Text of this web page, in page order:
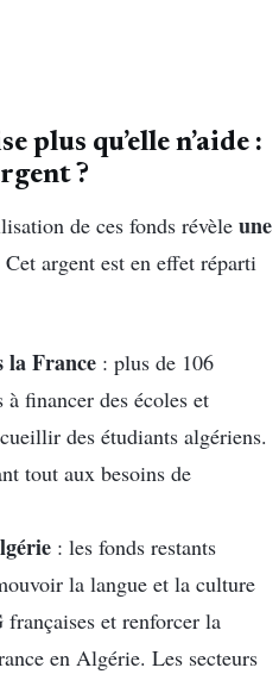
plus qu’elle n’aide :
?
de ces fonds révèle une
Cet argent est en effet réparti
la France : plus de 106
financer des écoles et
des étudiants algériens.
tout aux besoins de
: les fonds restants
la langue et la culture
et renforcer la
en Algérie. Les secteurs